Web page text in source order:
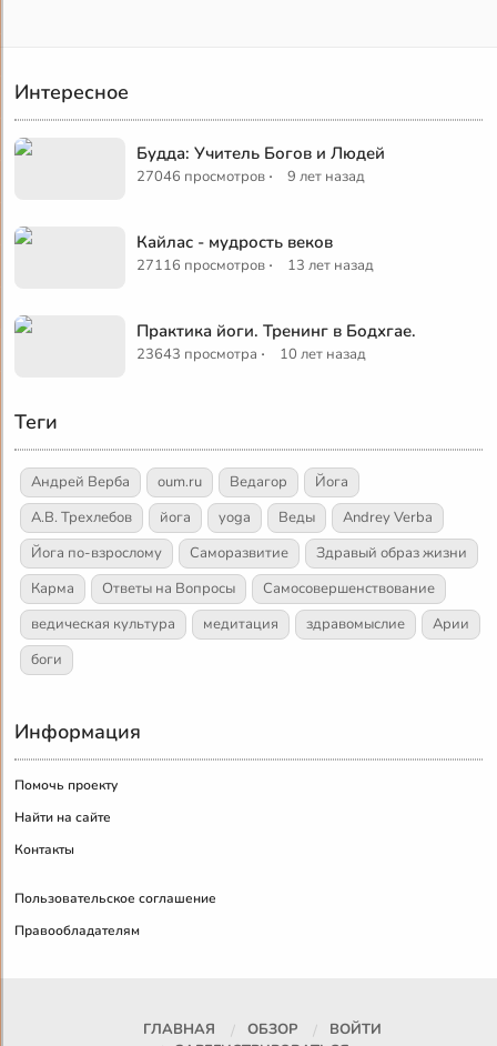
Интересное
Будда: Учитель Богов и Людей
27046 просмотров · 9 лет назад
Кайлас - мудрость веков
27116 просмотров · 13 лет назад
Практика йоги. Тренинг в Бодхгае.
23643 просмотра · 10 лет назад
Теги
Андрей Верба oum.ru Ведагор
Йога
А.В. Трехлебов
йога yoga Веды
Andrey Verba
Йога по-взрослому
Саморазвитие
Здравый образ жизни
Карма
Ответы на Вопросы
Самосовершенствование
ведическая культура
медитация здравомыслие
Арии
боги
Информация
Помочь проекту
Найти на сайте
Контакты
Пользовательское соглашение
Правообладателям
ГЛАВНАЯ ОБЗОР
ВОЙТИ